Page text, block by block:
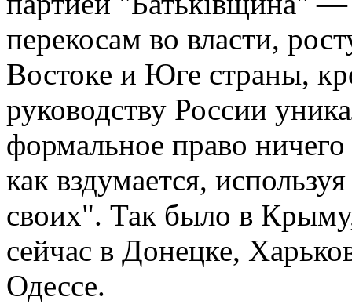
перекосам во власти,
Востоке и Юге страны,
руководству России
формальное право ничего
как вздумается,
своих". Так было в
сейчас в Донецке,
Одессе.